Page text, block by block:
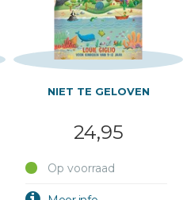
NIET TE GELOVEN
24,95
Op voorraad